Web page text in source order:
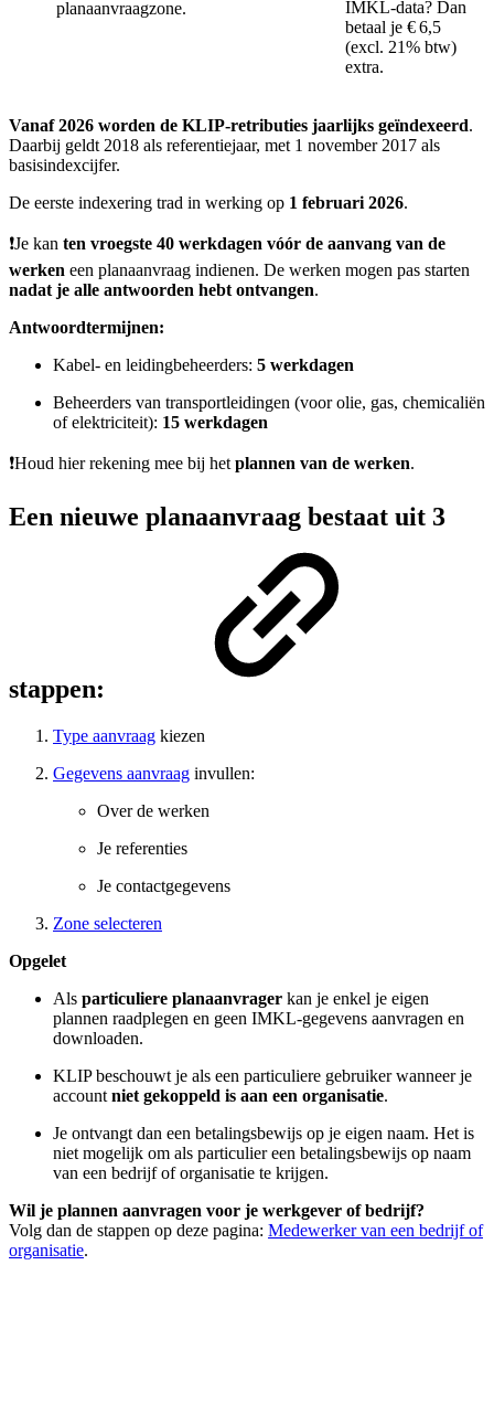
planaanvraagzone.
IMKL-data? Dan
betaal je € 6,5
(excl. 21% btw)
extra.
Vanaf 2026 worden de KLIP-retributies jaarlijks geïndexeerd.
Daarbij geldt 2018 als referentiejaar, met 1 november 2017 als
basisindexcijfer.
De eerste indexering trad in werking op 1 februari 2026.
❗Je kan ten vroegste 40 werkdagen vóór de aanvang van de
werken een planaanvraag indienen. De werken mogen pas starten
nadat je alle antwoorden hebt ontvangen.
Antwoordtermijnen:
Kabel- en leidingbeheerders: 5 werkdagen
Beheerders van transportleidingen (voor olie, gas, chemicaliën
of elektriciteit): 15 werkdagen
❗Houd hier rekening mee bij het plannen van de werken.
Een nieuwe planaanvraag bestaat uit 3
stappen:
Type aanvraag kiezen
Gegevens aanvraag invullen:
Over de werken
Je referenties
Je contactgegevens
Zone selecteren
Opgelet
Als particuliere planaanvrager kan je enkel je eigen
plannen raadplegen en geen IMKL-gegevens aanvragen en
downloaden.
KLIP beschouwt je als een particuliere gebruiker wanneer je
account niet gekoppeld is aan een organisatie.
Je ontvangt dan een betalingsbewijs op je eigen naam. Het is
niet mogelijk om als particulier een betalingsbewijs op naam
van een bedrijf of organisatie te krijgen.
Wil je plannen aanvragen voor je werkgever of bedrijf?
Volg dan de stappen op deze pagina: Medewerker van een bedrijf of
organisatie.